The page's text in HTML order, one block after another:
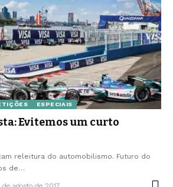
ESPECIAIS
Evitemos um curto
releitura do automobilismo. Futuro do
de…